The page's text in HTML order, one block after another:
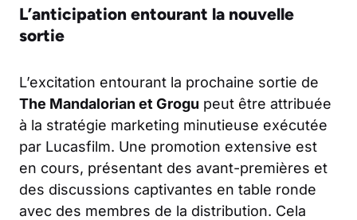
L’anticipation entourant la nouvelle
sortie
L’excitation entourant la prochaine sortie de
The Mandalorian et Grogu peut être attribuée
à la stratégie marketing minutieuse exécutée
par Lucasfilm. Une promotion extensive est
en cours, présentant des avant-premières et
des discussions captivantes en table ronde
avec des membres de la distribution. Cela